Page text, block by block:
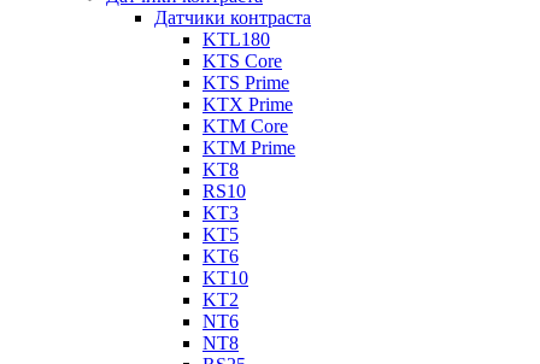
Датчики контраста
KTL180
KTS Core
KTS Prime
KTX Prime
KTM Core
KTM Prime
KT8
RS10
KT3
KT5
KT6
KT10
KT2
NT6
NT8